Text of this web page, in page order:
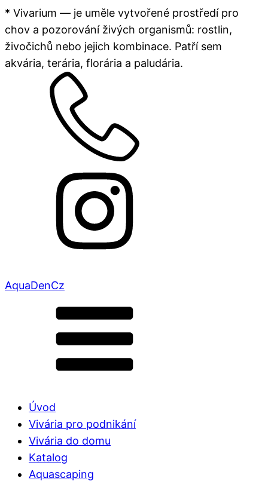
* Vivarium — je uměle vytvořené prostředí pro
chov a pozorování živých organismů: rostlin,
živočichů nebo jejich kombinace. Patří sem
akvária, terária, florária a paludária.
AquaDenCz
Úvod
Vivária pro podnikání
Vivária do domu
Katalog
Aquascaping